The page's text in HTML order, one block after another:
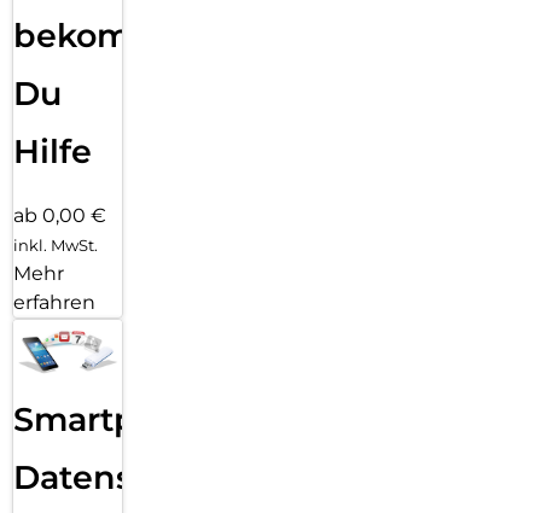
bekommst
Du
Hilfe
ab 0,00 €
inkl. MwSt.
Mehr
erfahren
Smartphone
Datensicherung